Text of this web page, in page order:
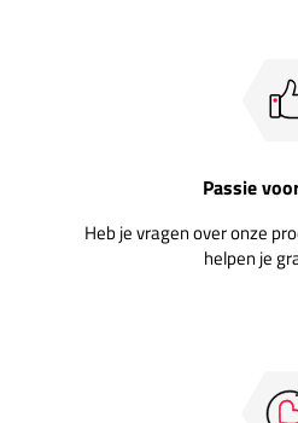
Passie
Heb je vragen over onze
helpen je